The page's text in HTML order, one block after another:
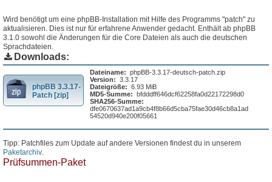
Wird benötigt um eine phpBB-Installation mit Hilfe des Programms "patch" zu
aktualisieren. Dies ist nur für erfahrene Anwender gedacht. Enthält ab phpBB
3.1.0 sowohl die Änderungen für die Core Dateien als auch die deutschen
Sprachdateien.
Downloads:
phpBB 3.3.17-
Patch [zip]
Dateiname: phpBB-3.3.17-deutsch-patch.zip
Version: 3.3.17
Dateigröße: 6.93 MiB
MD5-Summe: bfdddff646dcf62258fa0d22172298d0
SHA256-Summe:
dfe0670637ad1a9cb4f8b66d5cba75fae30d46cb8a1ad
54520d940e200f05661
Tipp: Patchfiles zum Update auf andere Versionen findest du in unserem
Paketarchiv
Prüfsummen-Paket